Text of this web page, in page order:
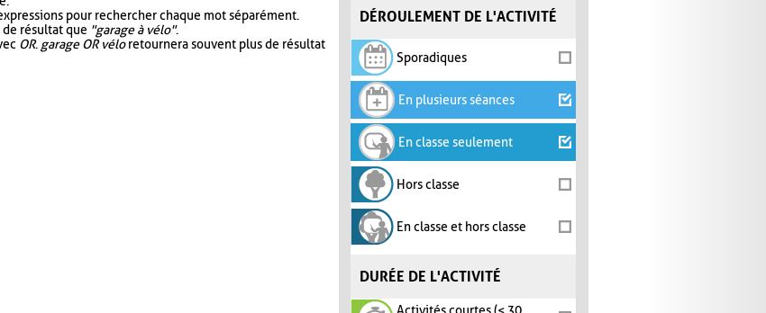
DÉROULEMENT DE L'ACTIVITÉ
Sporadiques
En plusieurs séances
En classe seulement
Hors classe
En classe et hors classe
DURÉE DE L'ACTIVITÉ
pour rechercher chaque mot séparément.
résultat que "garage à vélo".
OR. garage OR véloretournera souvent plus de résultat